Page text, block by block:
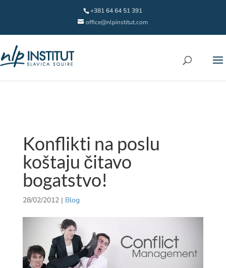
+381 64 64 51 391
office@nlpinstitut.com
Konflikti na poslu
koštaju čitavo
bogatstvo!
28/02/2012| Blog